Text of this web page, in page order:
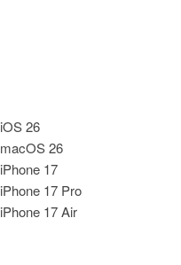
iOS 26
macOS 26
iPhone 17
iPhone 17 Pro
iPhone 17 Air